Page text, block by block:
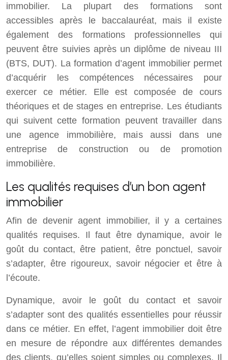
immobilier. La plupart des formations sont
accessibles après le baccalauréat, mais il existe
également des formations professionnelles qui
peuvent être suivies après un diplôme de niveau III
(BTS, DUT). La formation d’agent immobilier permet
d’acquérir les compétences nécessaires pour
exercer ce métier. Elle est composée de cours
théoriques et de stages en entreprise. Les étudiants
qui suivent cette formation peuvent travailler dans
une agence immobilière, mais aussi dans une
entreprise de construction ou de promotion
immobilière.
Les qualités requises d’un bon agent
immobilier
Afin de devenir agent immobilier, il y a certaines
qualités requises. Il faut être dynamique, avoir le
goût du contact, être patient, être ponctuel, savoir
s’adapter, être rigoureux, savoir négocier et être à
l’écoute.
Dynamique, avoir le goût du contact et savoir
s’adapter sont des qualités essentielles pour réussir
dans ce métier. En effet, l’agent immobilier doit être
en mesure de répondre aux différentes demandes
des clients, qu’elles soient simples ou complexes. Il